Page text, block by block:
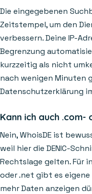
Die eingegebenen
Zeitstempel, um den
verbessern. Deine IP-
Begrenzung
kurzzeitig als nicht
nach wenigen Minuten
Datenschutzerklärung
Kann ich auch
Nein, WhoisDE ist
weil hier die DENIC-
Rechtslage gelten. Für
oder .net gibt es eigene
mehr Daten anzeigen